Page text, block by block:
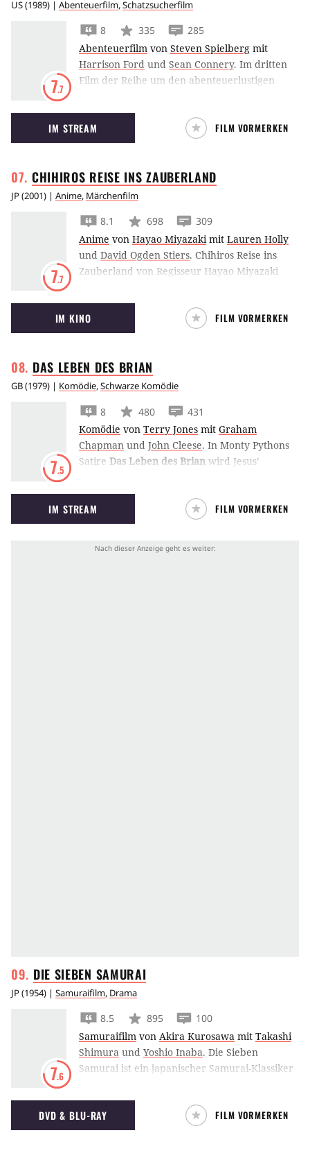
US(1989) | Abenteuerfilm,Schatzsucherfilm
7.7
8 335
285
Abenteuerfilm von Steven Spielberg mit
Harrison Ford und Sean Connery. Im dritten
Film der Reihe um den abenteuerlustigen
Kreuzzug, begibt sich Indy auf die Suche nach
dem Heiligen Gral.
IM STREAM FILM VORMERKEN
CHIHIROS REISE INSZAUBERLAND
JP(2001) | Anime, Märchenfilm
7.7
8.1 698
309
Anime von Hayao Miyazaki mit Lauren Holly
und David Ogden Stiers. Chihiros Reise ins
Zauberland von Regisseur Hayao Miyazaki
Anime-Filme aller Zeiten. Er handelt von der
zehnjährigen Chihiro, die sich ohne ihre
Eltern in einer gruseligen Fantasiewelt mit
IM KINO FILM VORMERKEN
DAS LEBEN DES BRIAN
GB(1979) | Komödie,Schwarze Komödie
7.5
8 480
431
Komödie von Terry Jones mit Graham
Chapman und John Cleese. In Monty Pythons
Satire Das Leben des Brian wird Jesus’
gehalten. Für die Volksfront von Judäa soll er
die Römer vertreiben.
IM STREAM FILM VORMERKEN
DIE SIEBEN SAMURAI
JP(1954) | Samuraifilm, Drama
7.6
8.5 895
100
Samuraifilm von Akira Kurosawa mit Takashi
Shimura und Yoshio Inaba. Die Sieben
Samurai ist ein japanischer Samurai-Klassiker
Samurai ein armes Dorf vor Banditen
beschützt. Der Film ist auch Vorlage für die
Glorreichen Sieben.
DVD & BLU-RAY FILM VORMERKEN